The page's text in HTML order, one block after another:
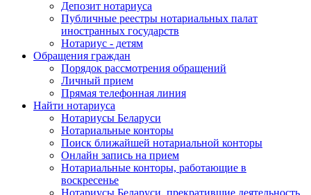
Депозит нотариуса
Публичные реестры нотариальных палат
иностранных государств
Нотариус - детям
Обращения граждан
Порядок рассмотрения обращений
Личный прием
Прямая телефонная линия
Найти нотариуса
Нотариусы Беларуси
Нотариальные конторы
Поиск ближайшей нотариальной конторы
Онлайн запись на прием
Нотариальные конторы, работающие в
воскресенье
Нотариусы Беларуси, прекратившие деятельность